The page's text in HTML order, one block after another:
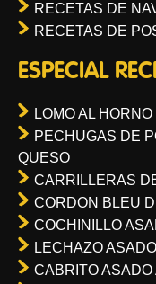
RECETAS DE
RECETAS DE
ESPECIAL
LOMO AL
PECHUGAS DE
QUESO
CARRILLERAS
CORDON BLEU
COCHINILLO
LECHAZO
CABRITO ASADO